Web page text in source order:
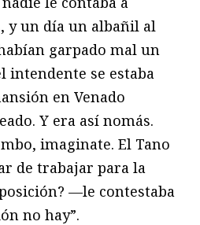
y un día un albañil al
garpado mal un
intendente se estaba
en Venado
Y era así nomás.
imaginate. El Tano
de trabajar para la
—le contestaba
no hay”.